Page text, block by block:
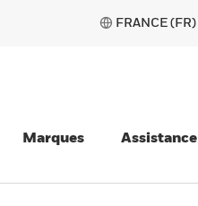
FRANCE (FR)
Marques Assistance